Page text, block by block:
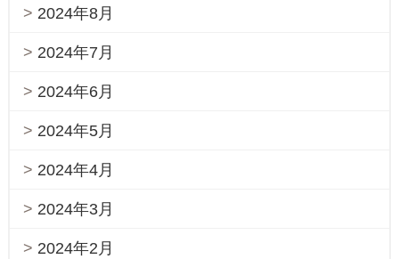
2024年8月
2024年7月
2024年6月
2024年5月
2024年4月
2024年3月
2024年2月